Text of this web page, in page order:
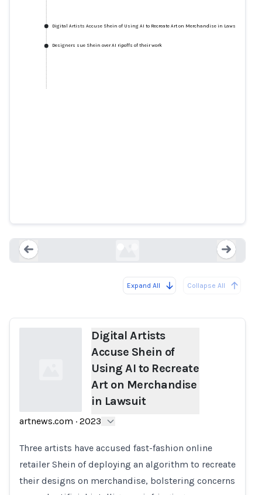
Digital Artists Accuse Shein of Using AI to Recreate Art on Merchandise in Lawsuit
Designers sue Shein over AI ripoffs of their work
Expand All Collapse All
Digital Artists
Accuse Shein of
Using AI to Recreate
Art on Merchandise
in Lawsuit
artnews.com · 2023
Three artists have accused fast-fashion online
retailer Shein of deploying an algorithm to recreate
their designs on merchandise, bolstering concerns